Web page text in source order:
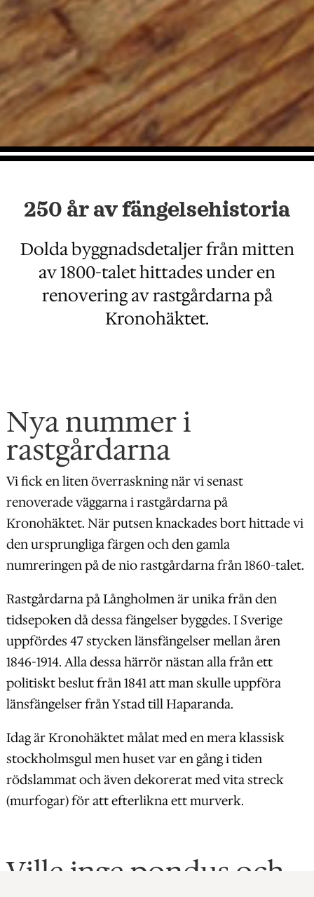
250 år av fängelsehistoria
Dolda byggnadsdetaljer från mitten
av 1800-talet hittades under en
renovering av rastgårdarna på
Kronohäktet.
Nya nummer i
rastgårdarna
Vi fick en liten överraskning när vi senast
renoverade väggarna i rastgårdarna på
Kronohäktet. När putsen knackades bort hittade vi
den ursprungliga färgen och den gamla
numreringen på de nio rastgårdarna från 1860-talet.
Rastgårdarna på Långholmen är unika från den
tidsepoken då dessa fängelser byggdes. I Sverige
uppfördes 47 stycken länsfängelser mellan åren
1846-1914. Alla dessa härrör nästan alla från ett
politiskt beslut från 1841 att man skulle uppföra
länsfängelser från Ystad till Haparanda.
Idag är Kronohäktet målat med en mera klassisk
stockholmsgul men huset var en gång i tiden
rödslammat och även dekorerat med vita streck
(murfogar) för att efterlikna ett murverk.
Ville inge pondus och